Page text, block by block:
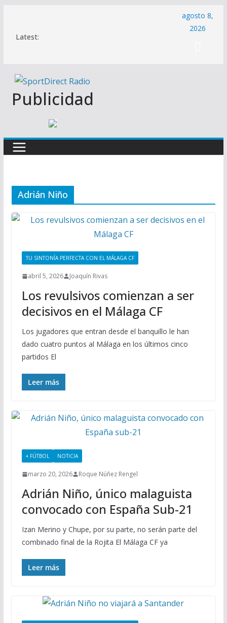
contenido
Latest:
agosto 8,
2026
Publicidad
Adrián Niño
TU SINTONÍA PERFECTA CON EL MÁLAGA CF
abril 5, 2026 Joaquín Rivas
Los revulsivos comienzan a ser
decisivos en el Málaga CF
Los jugadores que entran desde el banquillo le han
dado cuatro puntos al Málaga en los últimos cinco
partidos El
Leer más
+ FÚTBOL NOTICIA
marzo 20, 2026 Roque Núñez Rengel
Adrián Niño, único malaguista
convocado con España Sub-21
Izan Merino y Chupe, por su parte, no serán parte del
combinado final de la Rojita El Málaga CF ya
Leer más